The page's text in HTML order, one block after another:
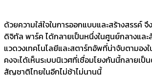
ด้วยความใส่ใจในการออกแบบและสร้างสรรค์
ดิจิทัล พาร์ค ได้กลายเป็นหนึ่งในศูนย์กลางและ
แวดวงเทคโนโลยีและสตาร์ทอัพที่น่าจับตามอง
คงจะได้เห็นระบบนิเวศที่เชื่อมโยงกันนี้กลายเ
สัญชาติไทยในอีกไม่ช้าไม่นานนี้